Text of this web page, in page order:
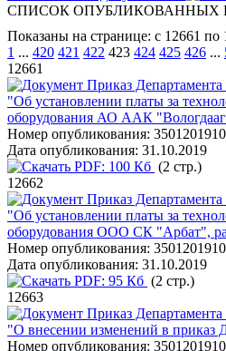
СПИСОК ОПУБЛИКОВАННЫХ
Показаны на странице: с 12661 по
1 ... 420 421 422 423 424 425 426 ...
12661
Приказ
"Об установлении платы за
оборудования АО ААК
Номер опубликования:
Дата опубликования: 31.10.2019
PDF: 100 Кб (2 стр.)
12662
Приказ
"Об установлении платы за
оборудования ООО СК "Арбат",
Номер опубликования:
Дата опубликования: 31.10.2019
PDF: 95 Кб (2 стр.)
12663
Приказ
"О внесении изменений в приказ
Номер опубликования: